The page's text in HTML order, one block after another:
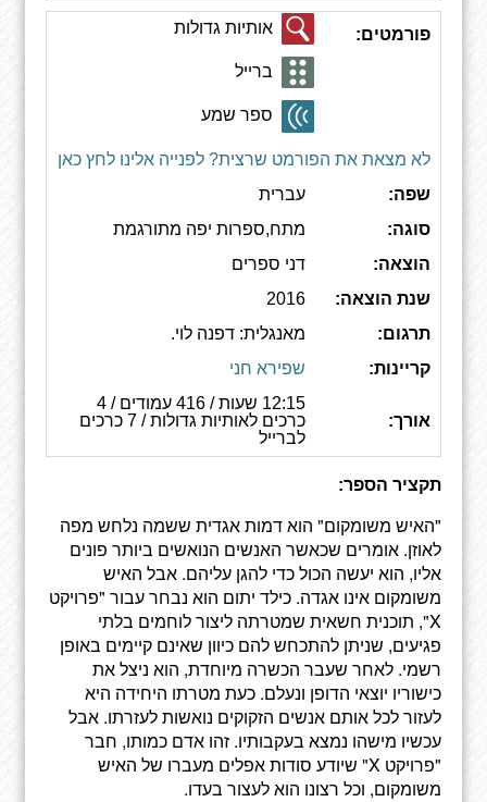
פורמטים: אותיות גדולות
ברייל
ספר שמע
לא מצאת את הפורמט שרצית? לפנייה אלינו לחץ כאן
שפה:
עברית
סוגה:
מתח,ספרות יפה מתורגמת
הוצאה:
דני ספרים
שנת הוצאה:
2016
תרגום:
מאנגלית: דפנה לוי.
קריינות:
שפירא חני
אורך:
12:15 שעות / 416 עמודים / 4
כרכים לאותיות גדולות / 7 כרכים
לברייל
תקציר הספר:
‫"האיש משומקום" הוא דמות אגדית ששמה נלחש מפה
לאוזן. אומרים שכאשר האנשים הנואשים ביותר פונים
אליו, הוא יעשה הכול כדי להגן עליהם. אבל האיש
משומקום אינו אגדה. כילד יתום הוא נבחר עבור "פרויקט
X", תוכנית חשאית שמטרתה ליצור לוחמים בלתי
פגיעים, שניתן להתכחש להם כיוון שאינם קיימים באופן
רשמי. לאחר שעבר הכשרה מיוחדת, הוא ניצל את
כישוריו יוצאי הדופן ונעלם. כעת מטרתו היחידה היא
לעזור לכל אותם אנשים הזקוקים נואשות לעזרתו. אבל
עכשיו מישהו נמצא בעקבותיו. זהו אדם כמותו, חבר
"פרויקט X" שיודע סודות אפלים מעברו של האיש
משומקום, וכל רצונו הוא לעצור בעדו.